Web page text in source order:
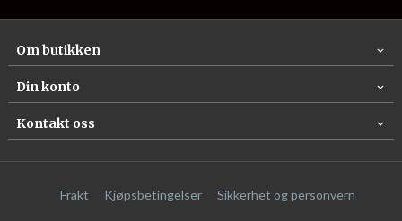
Om butikken
Din konto
Kontakt oss
Frakt Kjøpsbetingelser Sikkerhet og personvern